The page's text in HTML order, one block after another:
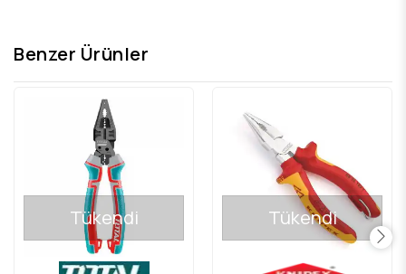
Benzer Ürünler
Tükendi Tükendi